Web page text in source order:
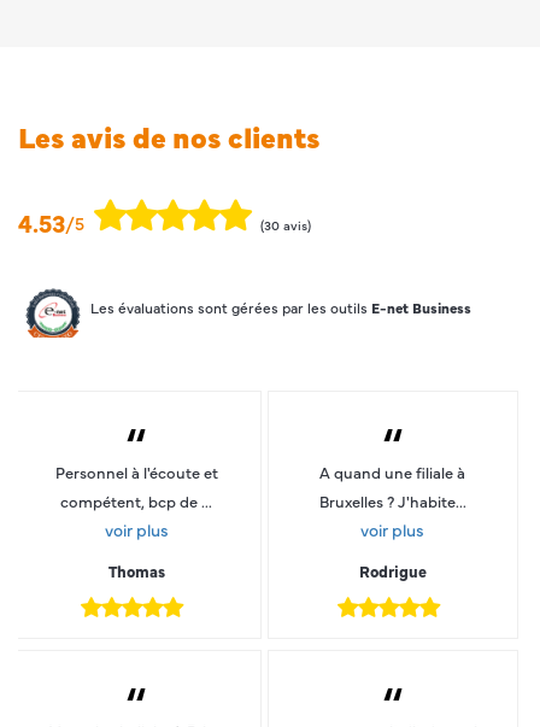
Les avis de nos clients
4.53/5 (30 avis)
Les évaluations sont gérées par les outils E-net Business
“
Personnel à l'écoute et
compétent, bcp de ...
voir plus
Thomas
“
A quand une filiale à
Bruxelles ? J'habite...
voir plus
Rodrigue
“ “